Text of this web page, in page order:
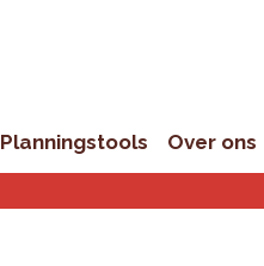
Planningstools Over ons